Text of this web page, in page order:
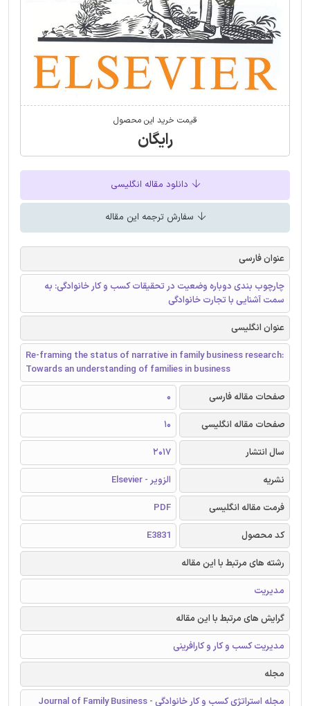
قیمت خرید این محصول
رایگان
دانلود مقاله انگلیسی
سفارش ترجمه این مقاله
عنوان فارسی
چارچوب بندی دوباره وضعیت در تحقیقات کسب و کار خانوادگی: به
سمت آشنایی با تجارت خانوادگی
عنوان انگلیسی
Re-framing the status of narrative in family business research:
Towards an understanding of families in business
صفحات مقاله فارسی
0
صفحات مقاله انگلیسی
10
سال انتشار
2017
نشریه
الزویر - Elsevier
فرمت مقاله انگلیسی
PDF
کد محصول
E3831
رشته های مرتبط با این مقاله
مدیریت
گرایش های مرتبط با این مقاله
مدیریت کسب و کار و کارافرینی
مجله
مجله استراتژی کسب و کار خانوادگی - Journal of Family Business